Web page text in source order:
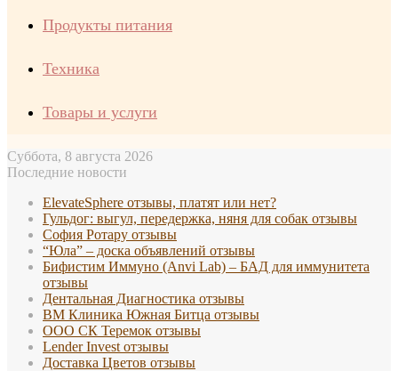
Продукты питания
Техника
Товары и услуги
Суббота, 8 августа 2026
Последние новости
ElevateSphere отзывы, платят или нет?
Гульдог: выгул, передержка, няня для собак отзывы
София Ротару отзывы
“Юла” – доска объявлений отзывы
Бифистим Иммуно (Anvi Lab) – БАД для иммунитета
отзывы
Дентальная Диагностика отзывы
ВМ Клиника Южная Битца отзывы
ООО СК Теремок отзывы
Lender Invest отзывы
Доставка Цветов отзывы